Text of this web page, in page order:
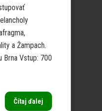
a Žampach.
Brna Vstup: 700
Čítaj ďalej